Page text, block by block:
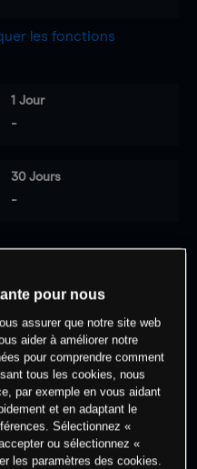
les fonctions
1 Jour
-
30 Jours
-
à trader
pour nous
assurer que notre site web
aider à améliorer notre
pour comprendre comment
tous les cookies, nous
par exemple en vous aidant
et en adaptant le
Sélectionnez «
ou sélectionnez «
les paramètres des cookies.